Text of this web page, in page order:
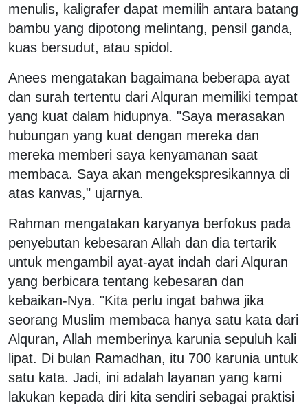
menulis, kaligrafer dapat memilih antara batang
bambu yang dipotong melintang, pensil ganda,
kuas bersudut, atau spidol.
Anees mengatakan bagaimana beberapa ayat
dan surah tertentu dari Alquran memiliki tempat
yang kuat dalam hidupnya. "Saya merasakan
hubungan yang kuat dengan mereka dan
mereka memberi saya kenyamanan saat
membaca. Saya akan mengekspresikannya di
atas kanvas," ujarnya.
Rahman mengatakan karyanya berfokus pada
penyebutan kebesaran Allah dan dia tertarik
untuk mengambil ayat-ayat indah dari Alquran
yang berbicara tentang kebesaran dan
kebaikan-Nya. "Kita perlu ingat bahwa jika
seorang Muslim membaca hanya satu kata dari
Alquran, Allah memberinya karunia sepuluh kali
lipat. Di bulan Ramadhan, itu 700 karunia untuk
satu kata. Jadi, ini adalah layanan yang kami
lakukan kepada diri kita sendiri sebagai praktisi